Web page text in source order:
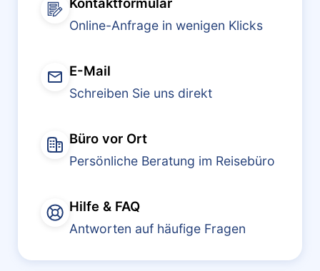
Online-Anfrage in wenigen Klicks
E-Mail
Schreiben Sie uns direkt
Büro vor Ort
Persönliche Beratung im Reisebüro
Hilfe & FAQ
Antworten auf häufige Fragen